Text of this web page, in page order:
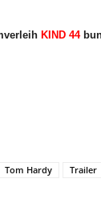
KIND 44
Tom Hardy Trailer